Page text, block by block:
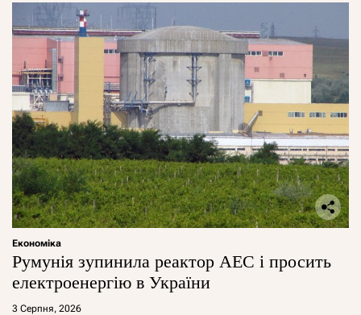
Економіка
Румунія зупинила реактор АЕС і просить
електроенергію в України
3 Серпня, 2026